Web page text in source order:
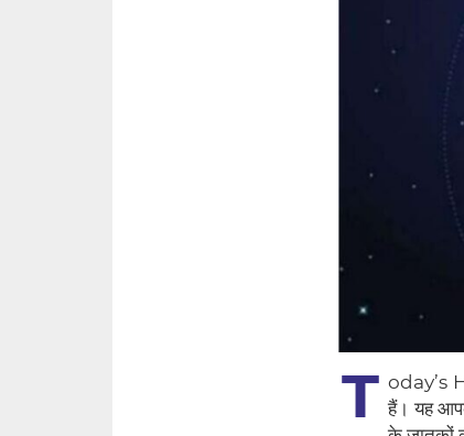
T oday’s
हैं। यह